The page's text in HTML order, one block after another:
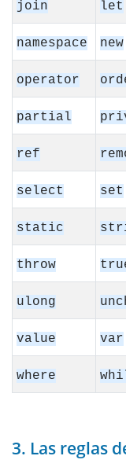
join let
namespace new
operator
partial
ref
select set
static
throw
ulong
value var
where
3. Las reglas